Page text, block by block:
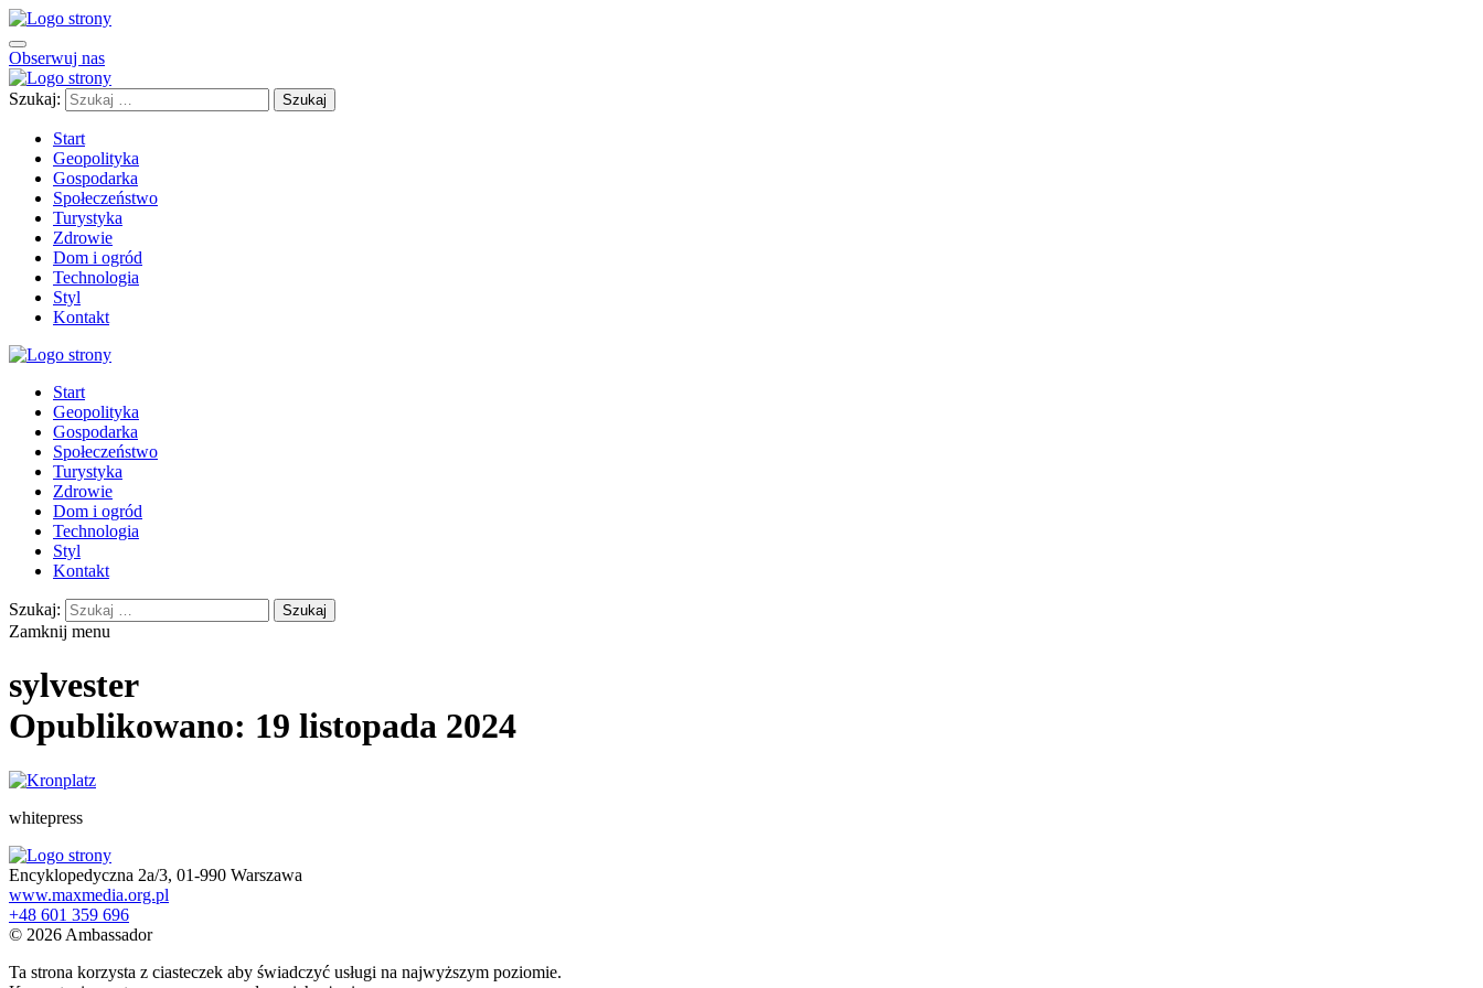
Obserwuj nas
Szukaj:
Start
Geopolityka
Gospodarka
Społeczeństwo
Turystyka
Zdrowie
Dom i ogród
Technologia
Styl
Kontakt
Start
Geopolityka
Gospodarka
Społeczeństwo
Turystyka
Zdrowie
Dom i ogród
Technologia
Styl
Kontakt
Szukaj:
Zamknij menu
sylvester
Opublikowano: 19 listopada 2024
whitepress
Encyklopedyczna 2a/3, 01-990 Warszawa
www.maxmedia.org.pl
+48 601 359 696
© 2026 Ambassador
Ta strona korzysta z ciasteczek aby świadczyć usługi na najwyższym poziomie.